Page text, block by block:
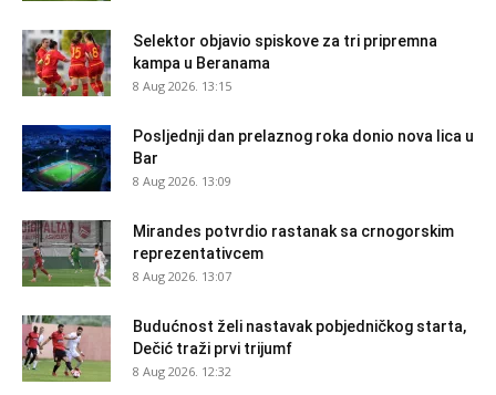
Selektor objavio spiskove za tri pripremna
kampa u Beranama
8 Aug 2026. 13:15
Posljednji dan prelaznog roka donio nova lica u
Bar
8 Aug 2026. 13:09
Mirandes potvrdio rastanak sa crnogorskim
reprezentativcem
8 Aug 2026. 13:07
Budućnost želi nastavak pobjedničkog starta,
Dečić traži prvi trijumf
8 Aug 2026. 12:32